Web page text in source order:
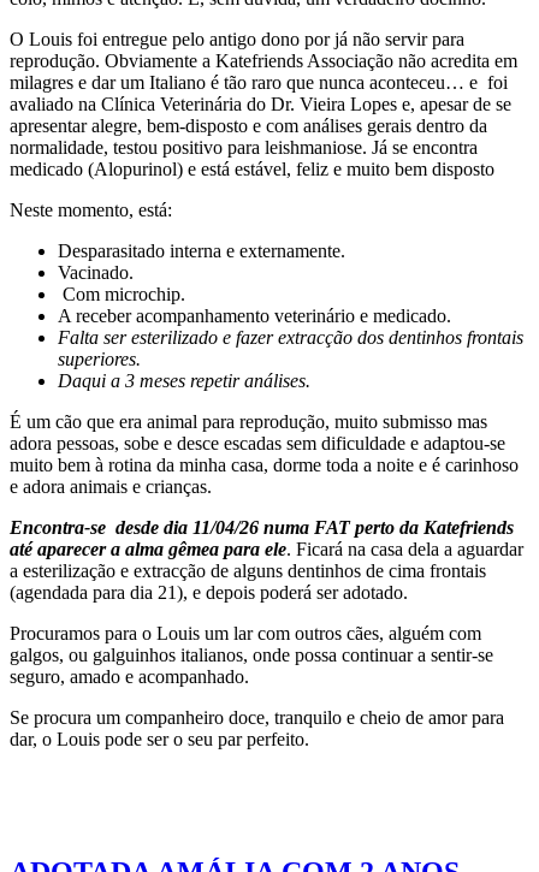
O Louis foi entregue pelo antigo dono por já não servir para
reprodução. Obviamente a Katefriends Associação não acredita em
milagres e dar um Italiano é tão raro que nunca aconteceu… e foi
avaliado na Clínica Veterinária do Dr. Vieira Lopes e, apesar de se
apresentar alegre, bem-disposto e com análises gerais dentro da
normalidade, testou positivo para leishmaniose. Já se encontra
medicado (Alopurinol) e está estável, feliz e muito bem disposto
Neste momento, está:
Desparasitado interna e externamente.
Vacinado.
Com microchip.
A receber acompanhamento veterinário e medicado.
Falta ser esterilizado e fazer extracção dos dentinhos frontais
superiores.
Daqui a 3 meses repetir análises.
É um cão que era animal para reprodução, muito submisso mas
adora pessoas, sobe e desce escadas sem dificuldade e adaptou-se
muito bem à rotina da minha casa, dorme toda a noite e é carinhoso
e adora animais e crianças.
Encontra-se desde dia 11/04/26 numa FAT perto da Katefriends
até aparecer a alma gêmea para ele. Ficará na casa dela a aguardar
a esterilização e extracção de alguns dentinhos de cima frontais
(agendada para dia 21), e depois poderá ser adotado.
Procuramos para o Louis um lar com outros cães, alguém com
galgos, ou galguinhos italianos, onde possa continuar a sentir-se
seguro, amado e acompanhado.
Se procura um companheiro doce, tranquilo e cheio de amor para
dar, o Louis pode ser o seu par perfeito.